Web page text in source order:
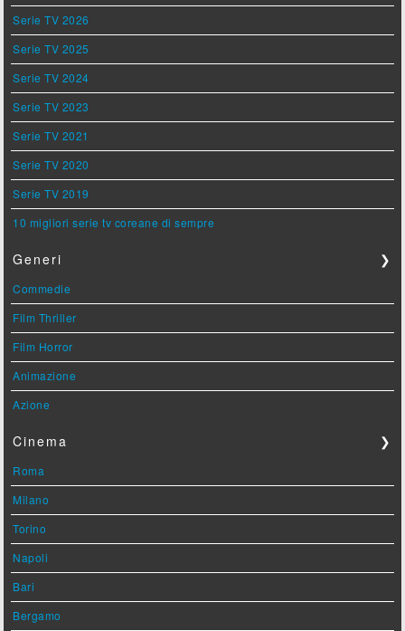
Serie TV 2026
Serie TV 2025
Serie TV 2024
Serie TV 2023
Serie TV 2021
Serie TV 2020
Serie TV 2019
10 migliori serie tv coreane di sempre
Generi ❯
Commedie
Film Thriller
Film Horror
Animazione
Azione
Cinema ❯
Roma
Milano
Torino
Napoli
Bari
Bergamo